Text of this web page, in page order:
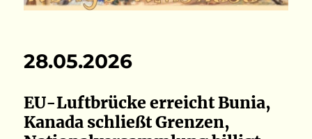
28.05.2026
EU-Luftbrücke erreicht Bunia,
Kanada schließt Grenzen,